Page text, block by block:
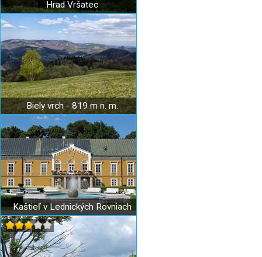
Hrad Vršatec
Biely vrch - 819 m n. m.
Kaštieľ v Lednických Rovniach